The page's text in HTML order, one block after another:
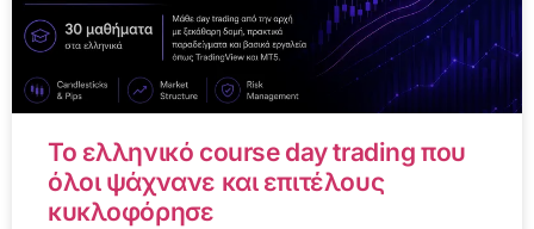
Το ελληνικό course day trading που
όλοι ψάχνανε και επιτέλους
κυκλοφόρησε